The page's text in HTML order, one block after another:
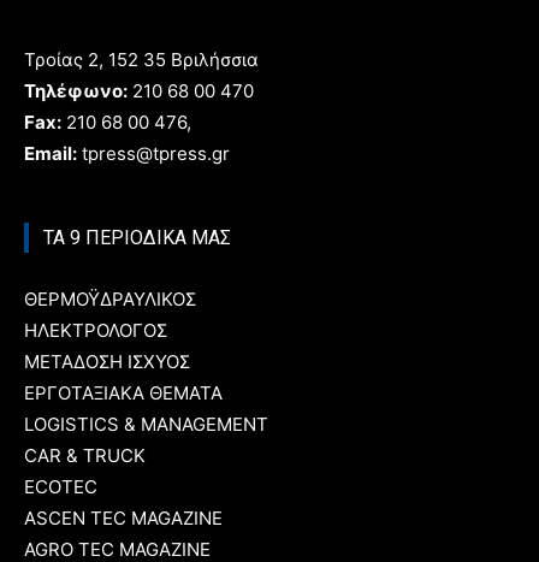
Τροίας 2, 152 35 Βριλήσσια
Τηλέφωνο: 210 68 00 470
Fax: 210 68 00 476,
Email: tpress@tpress.gr
ΤΑ 9 ΠΕΡΙΟΔΙΚΑ ΜΑΣ
ΘΕΡΜΟΫΔΡΑΥΛΙΚΟΣ
ΗΛΕΚΤΡΟΛΟΓΟΣ
ΜΕΤΑΔΟΣΗ ΙΣΧΥΟΣ
ΕΡΓΟΤΑΞΙΑΚΑ ΘΕΜΑΤΑ
LOGISTICS & MANAGEMENT
CAR & TRUCK
ECOTEC
ASCEN TEC MAGAZINE
AGRO TEC MAGAZINE